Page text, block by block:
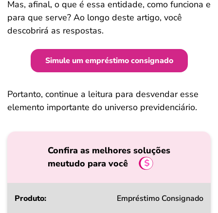
Mas, afinal, o que é essa entidade, como funciona e
para que serve? Ao longo deste artigo, você
descobrirá as respostas.
Simule um empréstimo consignado
Portanto, continue a leitura para desvendar esse
elemento importante do universo previdenciário.
Confira as melhores soluções
meutudo para você
Produto
Empréstimo Consignado